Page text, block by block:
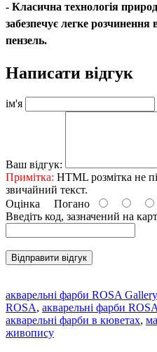
- Класична технологія
забезпечує легке розчинення
пензель.
Написати відгук
ім'я
Ваш відгук:
Примітка: HTML розмітка не
звичайний текст.
Оцінка Погано
Введіть код, зазначений на
Відправити відгук
акварельні фарби ROSA
ROSA, акварельні фарби
акварельні фарби в кюветах,
живопису